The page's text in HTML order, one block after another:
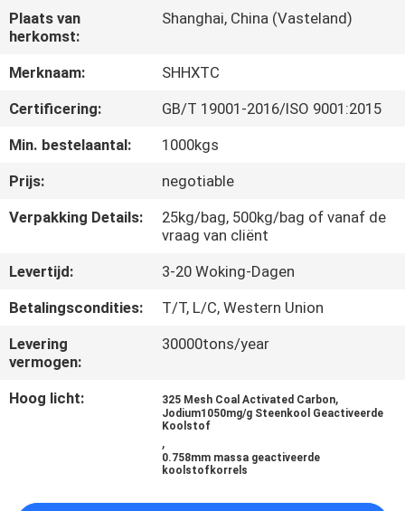
FABRIEKSREIS
KWALITEITSCONTROLE
CONTACTEER
ONS
SITEMAP
PRIVACY
POLICY
Plaats van
herkomst:
Shanghai, China (Vasteland)
Merknaam:
SHHXTC
Certificering:
GB/T 19001-2016/ISO 9001:2015
Min. bestelaantal:
1000kgs
Prijs:
negotiable
Verpakking Details:
25kg/bag, 500kg/bag of vanaf de
vraag van cliënt
Levertijd:
3-20 Woking-Dagen
Betalingscondities:
T/T, L/C, Western Union
Levering
vermogen:
30000tons/year
Hoog licht: 325 Mesh Coal Activated Carbon,
Jodium1050mg/g Steenkool Geactiveerde
Koolstof
,
0.758mm massa geactiveerde
koolstofkorrels